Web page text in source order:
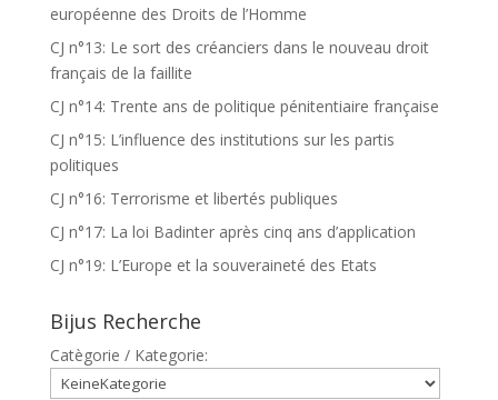
européenne des Droits de l’Homme
CJ n°13: Le sort des créanciers dans le nouveau droit
français de la faillite
CJ n°14: Trente ans de politique pénitentiaire française
CJ n°15: L’influence des institutions sur les partis
politiques
CJ n°16: Terrorisme et libertés publiques
CJ n°17: La loi Badinter après cinq ans d’application
CJ n°19: L’Europe et la souveraineté des Etats
Bijus Recherche
Catègorie / Kategorie: